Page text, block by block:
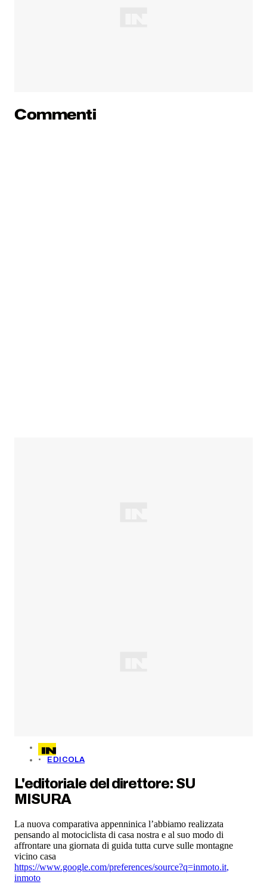
Commenti
EDICOLA
L'editoriale del direttore: SU
MISURA
La nuova comparativa appenninica l’abbiamo realizzata
pensando al motociclista di casa nostra e al suo modo di
affrontare una giornata di guida tutta curve sulle montagne
vicino casa
https://www.google.com/preferences/source?q=inmoto.it,
inmoto